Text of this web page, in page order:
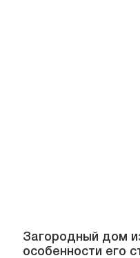
Загородный дом
особенности его